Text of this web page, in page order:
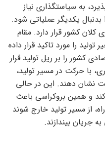
به سیاستگذاری نیاز
یکدیگر عملیاتی شود.
کشور قرار دارد. مقام
را مورد تاکید قرار داده
کشور را بر ریل تولید قرار
با حرکت در مسیر تولید،
نشان دهند. این در حالی
و همین بروکراسی باعث
از مسیر تولید خارج شوند
جریان بیندازند.